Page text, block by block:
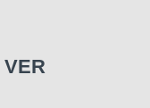
VER